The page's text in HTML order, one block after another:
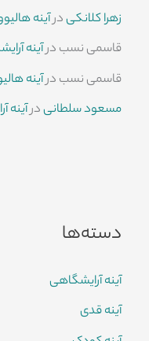
زهرا کلانکیدرآینه
قاسمی نسبدرآینه
قاسمی نسبدرآینه
مسعود سلطانیدرآینه
دسته‌ها
آینه آرایشگاهی
آینه قدی